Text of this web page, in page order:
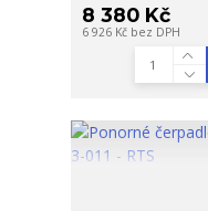
8 380 Kč
6 926 Kč bez DPH